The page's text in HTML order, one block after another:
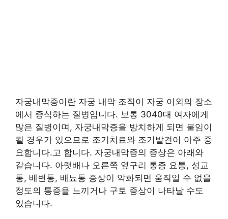
자궁내막증이란 자궁 내막 조직이 자궁 이외의 장소
에서 증식하는 질병입니다. 보통 3040대 여자에게
많은 질병이며, 자궁내막증을 방치하게 되면 불임이
될 경우가 있으므로 조기치료와 조기발견이 아주 중
요합니다.고 합니다. 자궁내막증의 증상은 아래와
같습니다. 아랫배나 오른쪽 옆구리 통증 요통, 성교
통, 배변통, 배뇨통 증상이 악화되면 움직일 수 없을
정도의 통증을 느끼거나 구토 증상이 나타날 수도
있습니다.